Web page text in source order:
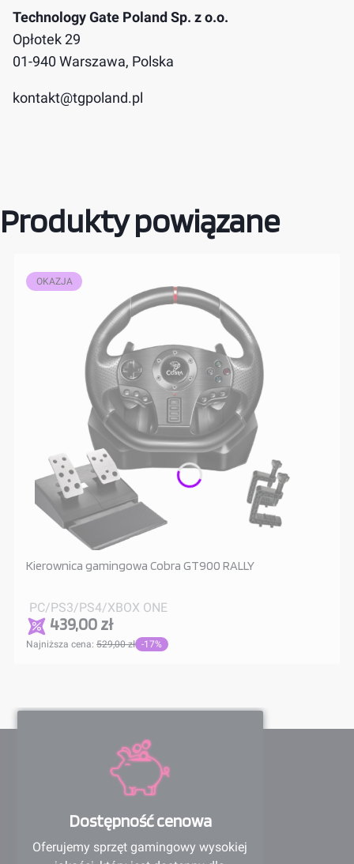
Technology Gate Poland Sp. z o.o.
Opłotek 29
01-940 Warszawa, Polska
kontakt@tgpoland.pl
Produkty powiązane
OKAZJA
Kierownica gamingowa Cobra GT900 RALLY
PC/PS3/PS4/XBOX ONE
439,00 zł
Najniższa cena: 529,00 zł -17%
Dostępność cenowa
Oferujemy sprzęt gamingowy wysokiej